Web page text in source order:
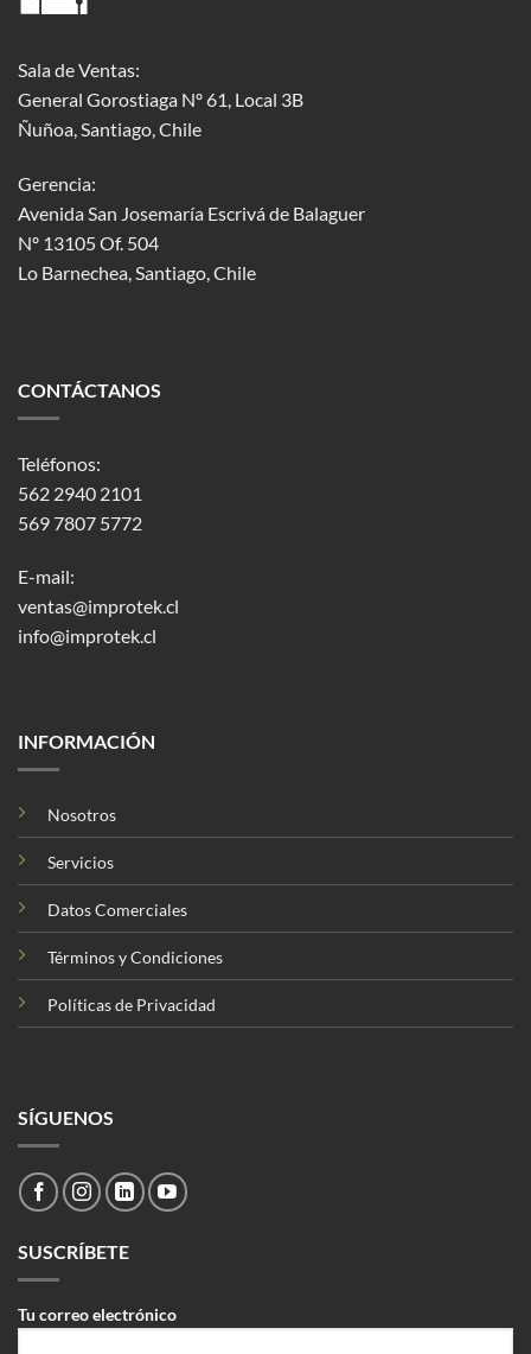
Sala de Ventas:
General Gorostiaga Nº 61, Local 3B
Ñuñoa, Santiago, Chile
Gerencia:
Avenida San Josemaría Escrivá de Balaguer
Nº 13105 Of. 504
Lo Barnechea , Santiago, Chile
CONTÁCTANOS
Teléfonos:
562 2940 2101
569 7807 5772
E-mail:
ventas@improtek.cl
info@improtek.cl
INFORMACIÓN
Nosotros
Servicios
Datos Comerciales
Términos y Condiciones
Políticas de Privacidad
SÍGUENOS
SUSCRÍBETE
Tu correo electrónico